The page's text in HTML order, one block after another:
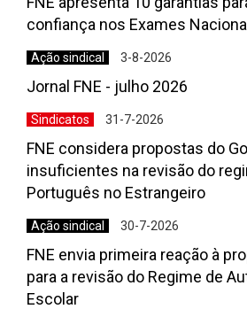
confiança nos Exames
Ação sindical 3-8-2026
Jornal FNE - julho 2026
Sindicatos 31-7-2026
FNE considera propostas do
insuficientes na revisão do
Português no Estrangeiro
Ação sindical 30-7-2026
FNE envia primeira reação à
para a revisão do Regime de
Escolar